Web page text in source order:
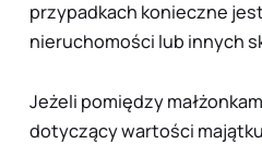
przypadkach konieczne
nieruchomości lub innych
Jeżeli pomiędzy
dotyczący wartości